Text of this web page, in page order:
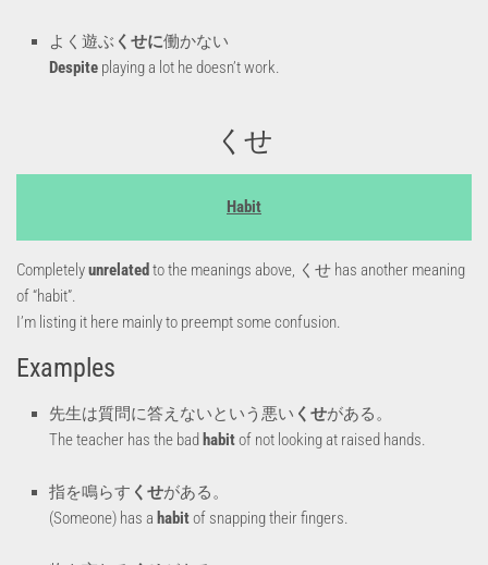
よく遊ぶ くせに働かない
Despite playing a lot he doesn’t work.
くせ
Habit
Completelyunrelated to the meanings above, くせ has another meaning
of “habit”.
I’m listing it here mainly to preempt some confusion.
Examples
先生は質問に答えないという悪い くせがある。
The teacher has the bad habitof not looking at raised hands.
指を鳴らす くせがある。
(Someone) has a habitof snapping their fingers.